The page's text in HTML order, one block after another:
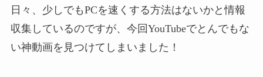
日々、少しでもPCを速くする方法はないかと情報
収集しているのですが、今回YouTubeでとんでもな
い神動画を見つけてしまいました！